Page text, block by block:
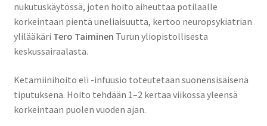
nukutuskäytössä, joten hoito aiheuttaa potilaalle
korkeintaan pientä uneliaisuutta, kertoo neuropsykiatrian
ylilääkäri Tero Taiminen Turun yliopistollisesta
keskussairaalasta.
Ketamiinihoito eli -infuusio toteutetaan suonensisäisenä
tiputuksena. Hoito tehdään 1–2 kertaa viikossa yleensä
korkeintaan puolen vuoden ajan.